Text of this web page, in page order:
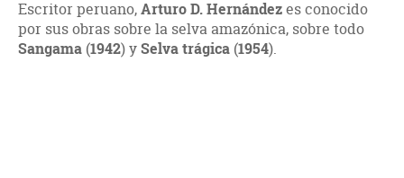
Escritor peruano,Arturo D. Hernándezes conocido
por sus obras sobre la selva amazónica, sobre todo
Sangama (1942) ySelva trágica (1954).